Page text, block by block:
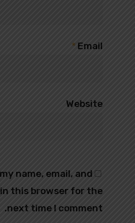
Email
*
Website
name, email, and
this browser for the
next time I comment.